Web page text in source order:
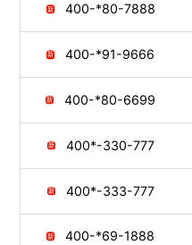
400-*80-7888
400-*91-9666
400-*80-6699
400*-330-777
400*-333-777
400-*69-1888